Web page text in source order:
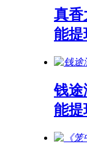
真香
能提
钱途
能提